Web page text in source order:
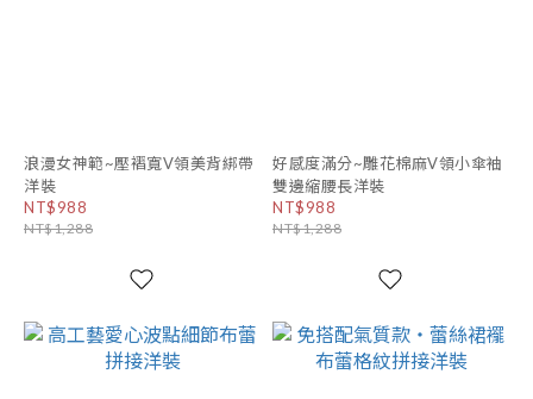
浪漫女神範~壓褶寬V領美背綁帶
洋裝
NT$988
NT$1,288
好感度滿分~雕花棉麻V領小傘袖
雙邊縮腰長洋裝
NT$988
NT$1,288